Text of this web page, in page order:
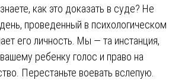
как это доказать в суде? Не
проведенный в психологическом
его личность. Мы — та инстанция,
ребенку голос и право на
Перестаньте воевать вслепую.